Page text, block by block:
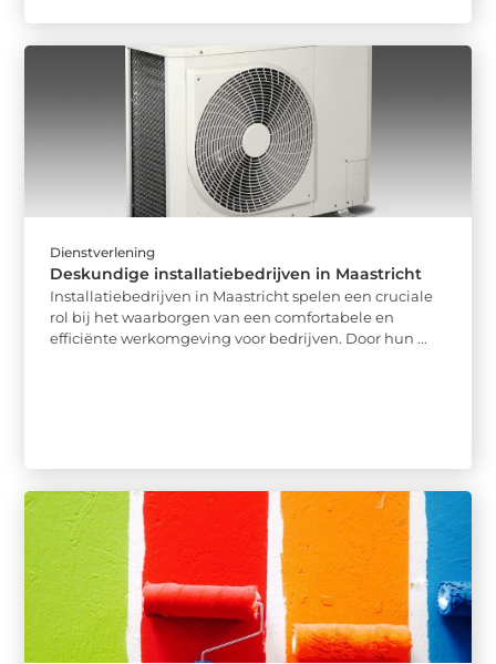
Dienstverlening
Deskundige installatiebedrijven in Maastricht
Installatiebedrijven in Maastricht spelen een cruciale
rol bij het waarborgen van een comfortabele en
efficiënte werkomgeving voor bedrijven. Door hun ...